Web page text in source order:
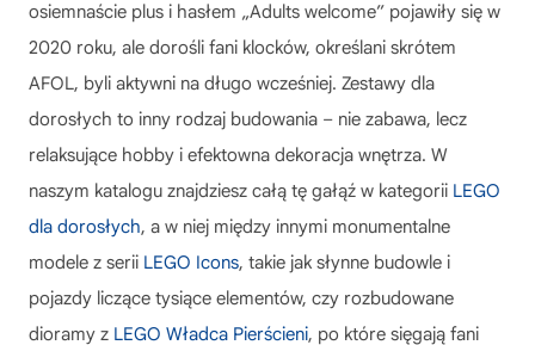
osiemnaście plus i hasłem „Adults welcome” pojawiły się w
2020 roku, ale dorośli fani klocków, określani skrótem
AFOL, byli aktywni na długo wcześniej. Zestawy dla
dorosłych to inny rodzaj budowania – nie zabawa, lecz
relaksujące hobby i efektowna dekoracja wnętrza. W
naszym katalogu znajdziesz całą tę gałąź w kategorii LEGO
dla dorosłych, a w niej między innymi monumentalne
modele z serii LEGO Icons, takie jak słynne budowle i
pojazdy liczące tysiące elementów, czy rozbudowane
dioramy z LEGO Władca Pierścieni, po które sięgają fani